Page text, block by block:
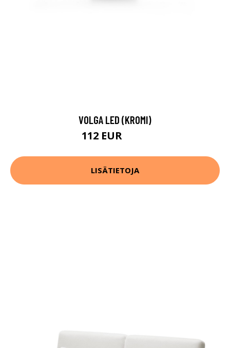
VOLGA LED (KROMI)
112 EUR
LISÄTIETOJA